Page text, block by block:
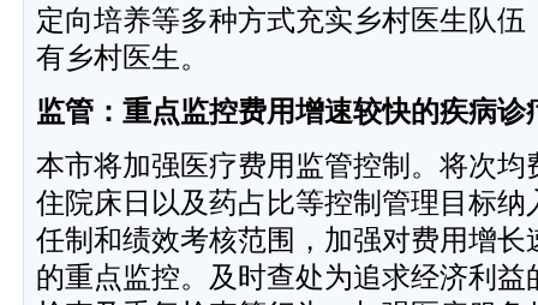
定向培养等多种方式充实乡村医生队
有乡村医生。
监管：重点监控费用增速较快的疾病诊
本市将加强医疗费用监管控制。将次
住院床日以及药占比等控制管理目标
任制和绩效考核范围，加强对费用增
的重点监控。及时查处为追求经济利